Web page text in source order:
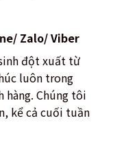
Zalo/ Viber
đột xuất từ
luôn trong
Chúng tôi
kể cả cuối tuần